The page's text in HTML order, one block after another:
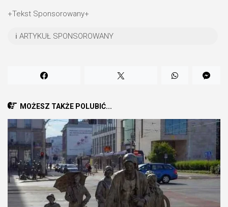
+Tekst Sponsorowany+
ℹ️ ARTYKUŁ SPONSOROWANY
MOŻESZ TAKŻE POLUBIĆ...